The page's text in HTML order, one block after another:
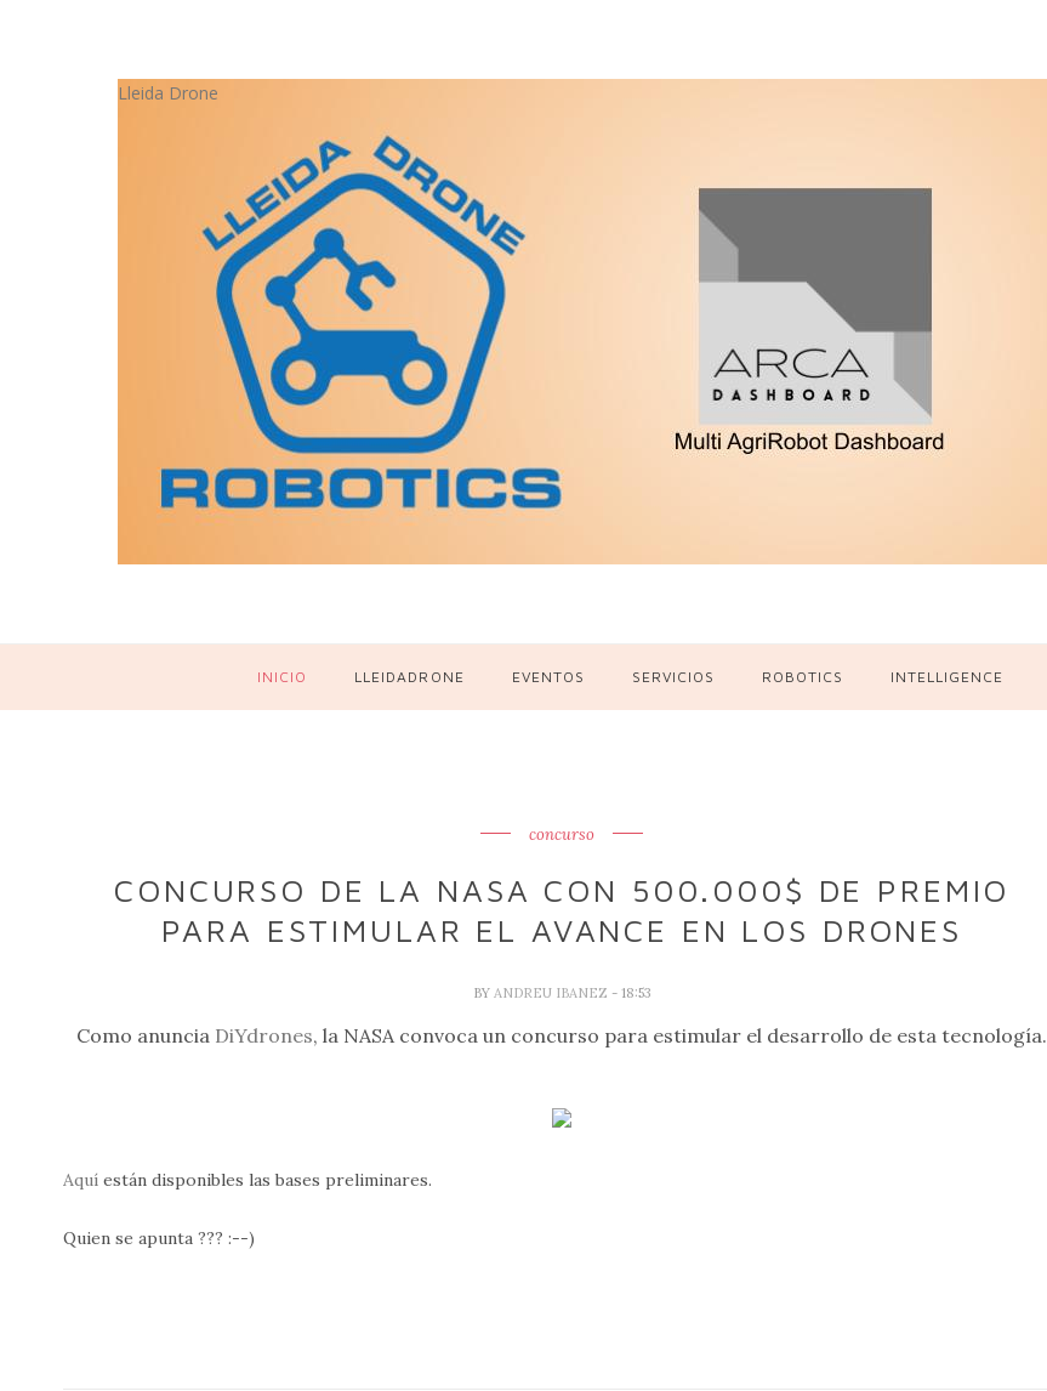
Lleida Drone
INICIO LLEIDADRONE EVENTOS SERVICIOS ROBOTICS INTELLIGENCE
concurso
CONCURSO DE LA NASA CON 500.000$ DE PREMIO
PARA ESTIMULAR EL AVANCE EN LOS DRONES
BY ANDREU IBANEZ - 18:53
Como anuncia DiYdrones, la NASA convoca un concurso para estimular el desarrollo de esta tecnología.
Aquí están disponibles las bases preliminares.
Quien se apunta ??? :--)